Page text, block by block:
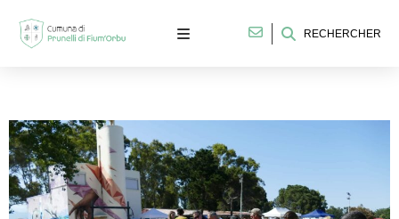
RECHERCHER